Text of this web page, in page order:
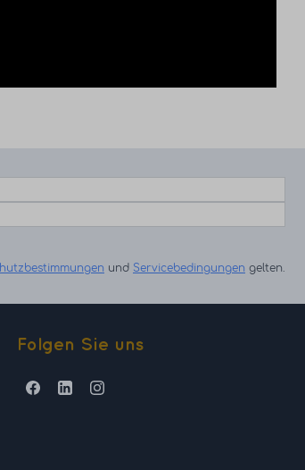
und Servicebedingungen gelten.
Folgen Sie uns